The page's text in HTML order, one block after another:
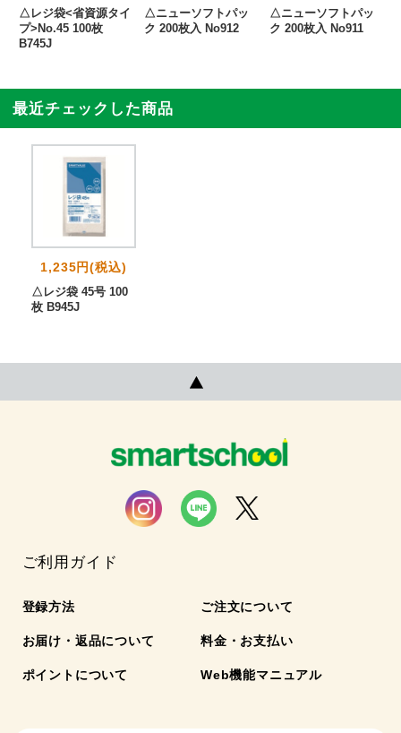
△レジ袋<省資源タイ
プ>No.45 100枚
B745J
△ニューソフトパッ
ク 200枚入 No912
△ニューソフトパッ
ク 200枚入 No911
最近チェックした商品
1,235円(税込)
△レジ袋 45号 100
枚 B945J
ご利用ガイド
登録方法 ご注文について
お届け・返品について 料金・お支払い
ポイントについて Web機能マニュアル